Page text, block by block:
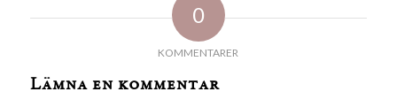
0
KOMMENTARER
Lämna en kommentar